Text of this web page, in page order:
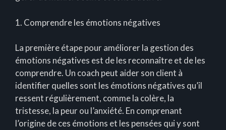
1. Comprendre les émotions négatives
La première étape pour améliorer la gestion des
émotions négatives est de les reconnaître et de les
comprendre. Un coach peut aider son client à
identifier quelles sont les émotions négatives qu’il
ressent régulièrement, comme la colère, la
tristesse, la peur ou l’anxiété. En comprenant
l’origine de ces émotions et les pensées qui y sont